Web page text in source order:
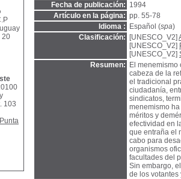
Fecha de publicación: 1994
Artículo en la página: pp. 55-78
Idioma :
Español (spa)
Clasificación:
[UNESCO_V2]
[UNESCO_V2]
[UNESCO_V2]
Resumen:
El
cabeza de la
el tradicional
ciudadanía,
sindicatos,
menemismo
méritos y
efectividad en
que entraña el
cabo para
organismos
facultades del
Sin embargo,
de los
20
103